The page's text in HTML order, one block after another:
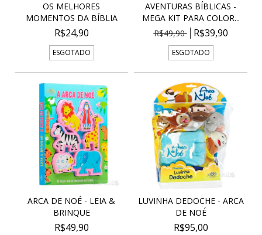
OS MELHORES
MOMENTOS DA BÍBLIA
R$24,90
ESGOTADO
AVENTURAS BÍBLICAS -
MEGA KIT PARA COLOR...
R$49,90
R$39,90
ESGOTADO
ARCA DE NOÉ - LEIA &
BRINQUE
R$49,90
LUVINHA DEDOCHE - ARCA
DE NOÉ
R$95,00